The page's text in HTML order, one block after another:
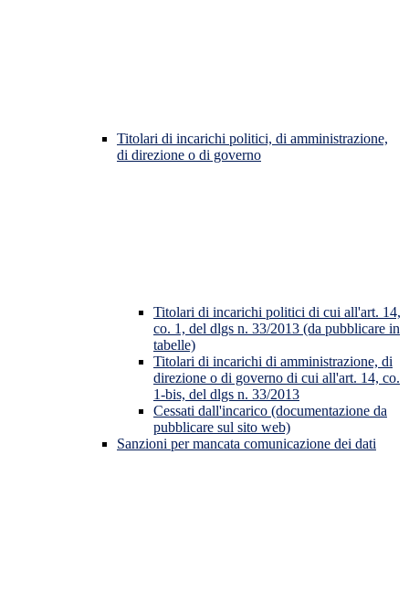
Titolari di incarichi politici, di amministrazione,
di direzione o di governo
Titolari di incarichi politici di cui all'art. 14,
co. 1, del dlgs n. 33/2013 (da pubblicare in
tabelle)
Titolari di incarichi di amministrazione, di
direzione o di governo di cui all'art. 14, co.
1-bis, del dlgs n. 33/2013
Cessati dall'incarico (documentazione da
pubblicare sul sito web)
Sanzioni per mancata comunicazione dei dati